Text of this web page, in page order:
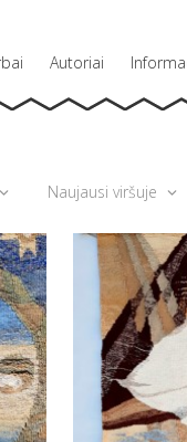
Autoriai
Naujausi viršuje